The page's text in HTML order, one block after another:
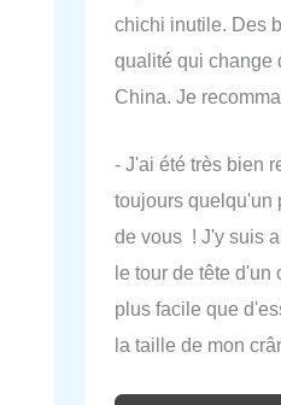
chichi inutile. Des
qualité qui change
China. Je
- J'ai été très bien
toujours quelqu'un
de vous ! J'y suis
le tour de tête d'un
plus facile que
la taille de mon